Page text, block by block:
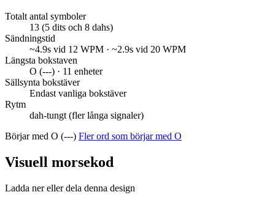
Totalt antal symboler
13 (5 dits och 8 dahs)
Sändningstid
~4.9s vid 12 WPM · ~2.9s vid 20 WPM
Längsta bokstaven
O (---) · 11 enheter
Sällsynta bokstäver
Endast vanliga bokstäver
Rytm
dah-tungt (fler långa signaler)
Börjar med O (---) Fler ord som börjar med O
Visuell morsekod
Ladda ner eller dela denna design